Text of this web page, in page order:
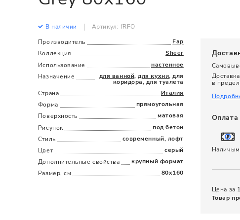
Все
В наличии
Артикул: fRFO
Производитель
Fap
Коллекция
Sheer
Использование
настенное
Назначение
для ванной,для кухни, для
коридора, для туалета
Страна
Италия
Форма
прямоугольная
Поверхность
матовая
Рисунок
под бетон
Стиль
современный, лофт
Цвет
серый
Дополнительные cвойства
крупный формат
Размер, см
80x160
Доставка
в
Оплата
Цена за
Товар